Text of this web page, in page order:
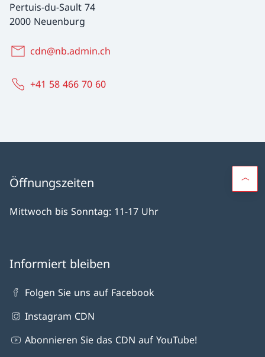
Pertuis-du-Sault 74
2000 Neuenburg
cdn@nb.admin.ch
+41 58 466 70 60
Öffnungszeiten
Mittwoch bis Sonntag: 11-17 Uhr
Informiert bleiben
Folgen Sie uns auf Facebook
Instagram CDN
Abonnieren Sie das CDN auf YouTube!